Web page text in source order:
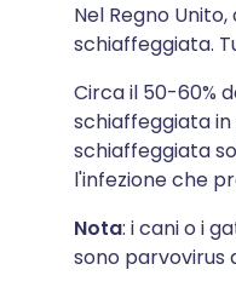
Nel Regno
schiaffeggiata.
Circa il 50-60%
schiaffeggiata in
schiaffeggiata
l'infezione che
Nota: i cani o i
sono parvovirus